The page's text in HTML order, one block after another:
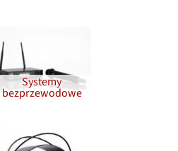
Systemy
bezprzewodowe